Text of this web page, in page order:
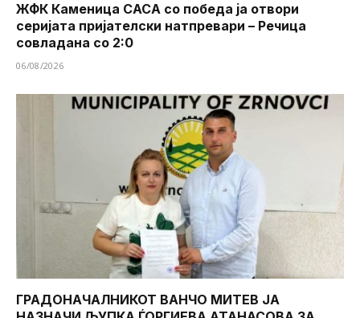
ЖФК Каменица САСА со победа ја отвори
серијата пријателски натпревари – Речица
совладана со 2:0
06/08/2026
ГРАДОНАЧАЛНИКОТ ВАНЧО МИТЕВ ЈА